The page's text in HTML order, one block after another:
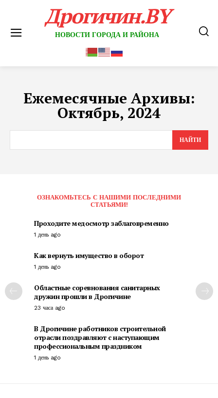
Дрогичин.BY
НОВОСТИ ГОРОДА И РАЙОНА
Ежемесячные Архивы:
Октябрь, 2024
НАЙТИ
ОЗНАКОМЬТЕСЬ С НАШИМИ ПОСЛЕДНИМИ
СТАТЬЯМИ!
Проходите медосмотр заблаговременно
1 день ago
Как вернуть имущество в оборот
1 день ago
Областные соревнования санитарных
дружин прошли в Дрогичине
23 часа ago
В Дрогичине работников строительной
отрасли поздравляют с наступающим
профессиональным праздником
1 день ago